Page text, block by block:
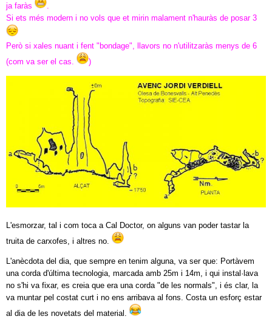
ja faràs
Si ets més modern i no vols que et mirin malament n'hauràs de posar 3
Però si xales nuant i fent "bondage", llavors no n'utilitzaràs menys de 6
(com va ser el cas.
)
L'esmorzar, tal i com toca a Cal Doctor, on alguns van poder tastar la
truita de carxofes, i altres no.
L'anècdota del dia, que sempre en tenim alguna, va ser que: Portàvem
una corda d'última tecnologia, marcada amb 25m i 14m, i qui instal·lava
no s'hi va fixar, es creia que era una corda "de les normals", i és clar, la
va muntar pel costat curt i no ens arribava al fons. Costa un esforç estar
al dia de les novetats del material.